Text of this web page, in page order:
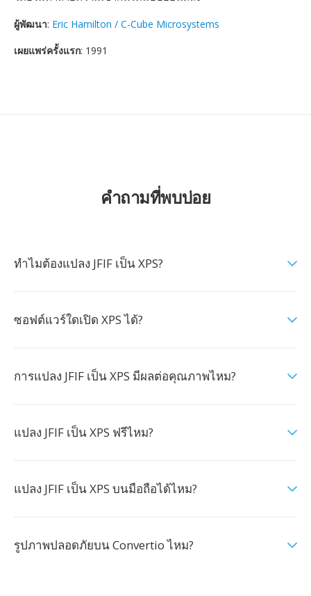
ผู้พัฒนา: Eric Hamilton / C-Cube Microsystems
เผยแพร่ครั้งแรก: 1991
คำถามที่พบบ่อย
ทำไมต้องแปลง JFIF เป็น XPS?
ซอฟต์แวร์ใดเปิด XPS ได้?
การแปลง JFIF เป็น XPS มีผลต่อคุณภาพไหม?
แปลง JFIF เป็น XPS ฟรีไหม?
แปลง JFIF เป็น XPS บนมือถือได้ไหม?
รูปภาพปลอดภัยบน Convertio ไหม?